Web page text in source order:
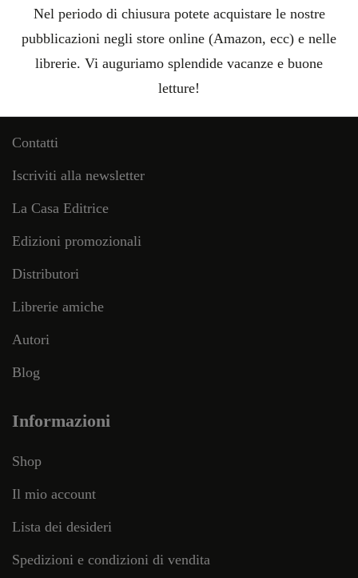
Contatti
Iscriviti alla newsletter
La Casa Editrice
Edizioni promozionali
Distributori
Librerie amiche
Autori
Blog
Informazioni
Shop
Il mio account
Lista dei desideri
Spedizioni e condizioni di vendita
Nel periodo di chiusura potete acquistare le nostre
pubblicazioni negli store online (Amazon, ecc) e nelle
librerie. Vi auguriamo splendide vacanze e buone
letture!